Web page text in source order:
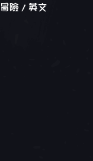
冒險
英文